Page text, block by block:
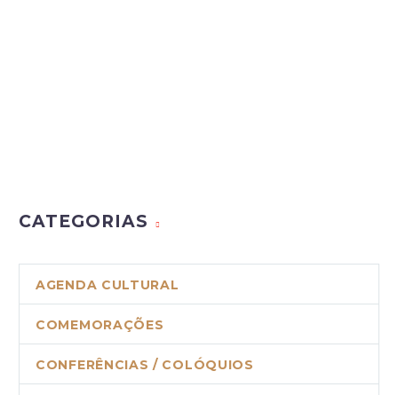
CATEGORIAS
AGENDA CULTURAL
COMEMORAÇÕES
CONFERÊNCIAS / COLÓQUIOS